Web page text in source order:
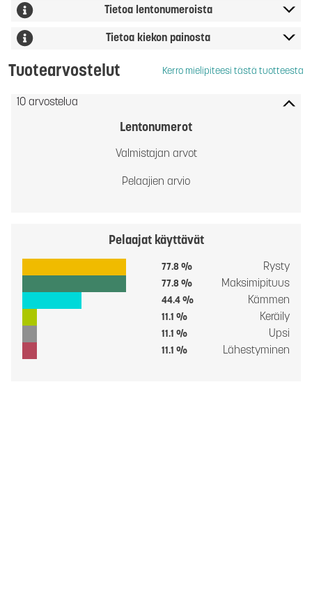
Tietoa lentonumeroista
Tietoa kiekon painosta
Tuotearvostelut Kerro mielipiteesi tästä tuotteesta
10 arvostelua
Lentonumerot
Valmistajan arvot
Pelaajien arvio
Pelaajat käyttävät
77.8 % Rysty
77.8 % Maksimipituus
44.4 % Kämmen
11.1 % Keräily
11.1 % Upsi
11.1 % Lähestyminen